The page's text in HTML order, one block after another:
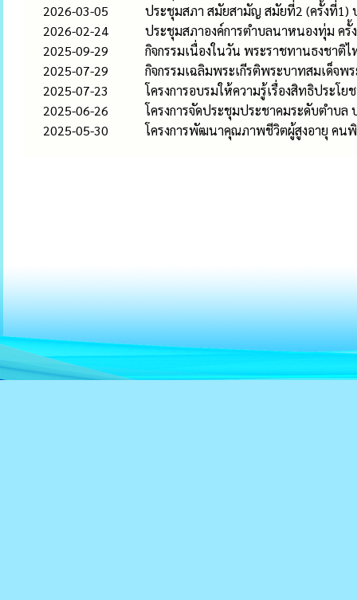
2026-03-05
ประชุมสภา สมัยสามัญ สมัยที่2 (ครั้งที่1)
2026-02-24
ประชุมสภาองค์การตำบลนาหนองทุ่ม ครั้
2025-09-29
กิจกรรมเนื่องในวัน พระราชทานธงชาติ
2025-07-29
กิจกรรมเฉลิมพระเกีรติพระบาทสมเด็จพ
2025-07-23
โครงการอบรมให้ความรู้เรื่องสิทธิประโ
2025-06-26
โครงการจัดประชุมประชาคมระดับตำบ
2025-05-30
โครงการพัฒนาคุณภาพชีวิตผู้สูงอายุ คนพิ